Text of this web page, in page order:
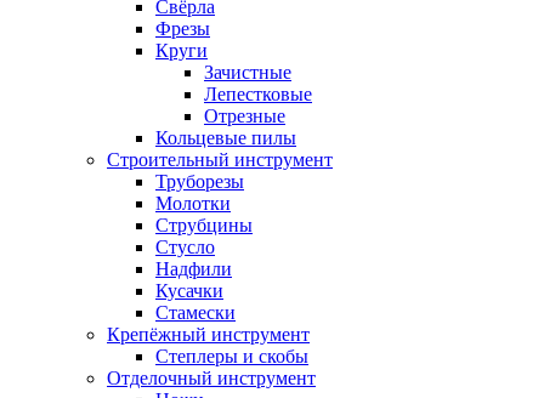
Свёрла
Фрезы
Круги
Зачистные
Лепестковые
Отрезные
Кольцевые пилы
Строительный инструмент
Труборезы
Молотки
Струбцины
Стусло
Надфили
Кусачки
Стамески
Крепёжный инструмент
Степлеры и скобы
Отделочный инструмент